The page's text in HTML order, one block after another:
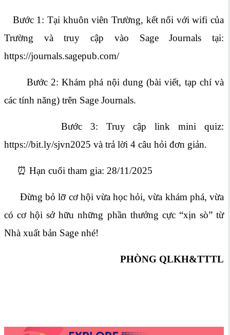
Bước 1: Tại khuôn viên Trường, kết nối với wifi của
Trường và truy cập vào Sage Journals tại:
https://journals.sagepub.com/
Bước 2: Khám phá nội dung (bài viết, tạp chí và
các tính năng) trên Sage Journals.
Bước 3: Truy cập link mini quiz:
https://bit.ly/sjvn2025 và trả lời 4 câu hỏi đơn giản.
⏰ Hạn cuối tham gia: 28/11/2025
Đừng bỏ lỡ cơ hội vừa học hỏi, vừa khám phá, vừa
có cơ hội sở hữu những phần thưởng cực “xịn sò” từ
Nhà xuất bản Sage nhé!
PHÒNG QLKH&TTTL